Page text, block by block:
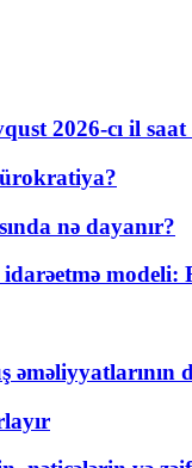
2026-cı il
nə dayanır?
modeli: